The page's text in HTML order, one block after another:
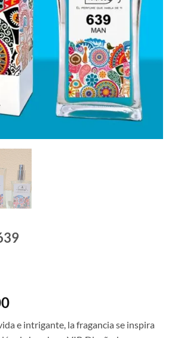
Rango
precios:
e intrigante, la fragancia se inspira